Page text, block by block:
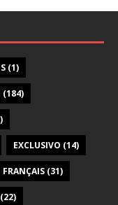
(1)
(184)
EXCLUSIVO (14)
FRANÇAIS (31)
(22)